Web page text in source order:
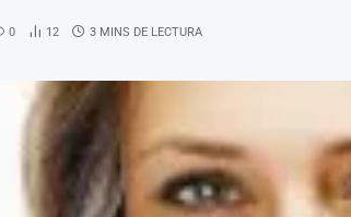
0 12 3 MINS DE LECTURA